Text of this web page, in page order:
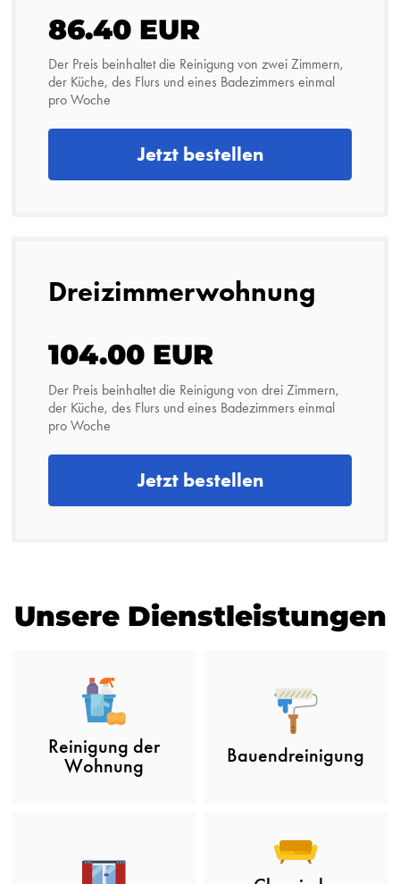
86.40 EUR
Der Preis beinhaltet die Reinigung von zwei Zimmern,
der Küche, des Flurs und eines Badezimmers einmal
pro Woche
Jetzt bestellen
Dreizimmerwohnung
104.00 EUR
Der Preis beinhaltet die Reinigung von drei Zimmern,
der Küche, des Flurs und eines Badezimmers einmal
pro Woche
Jetzt bestellen
Unsere Dienstleistungen
Reinigung der
Wohnung
Bauendreinigung